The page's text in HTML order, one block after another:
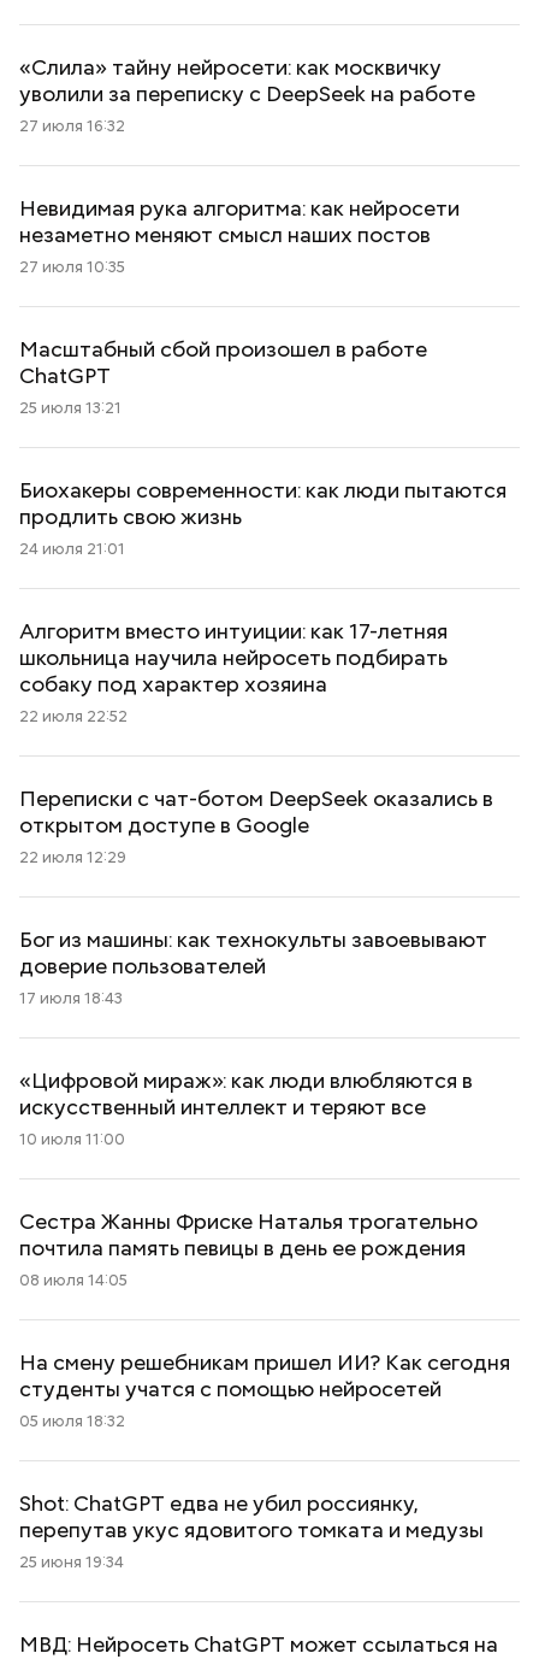
«Слила» тайну нейросети: как москвичку
уволили за переписку с DeepSeek на работе
27 июля 16:32
Невидимая рука алгоритма: как нейросети
незаметно меняют смысл наших постов
27 июля 10:35
Масштабный сбой произошел в работе
ChatGPT
25 июля 13:21
Биохакеры современности: как люди пытаются
продлить свою жизнь
24 июля 21:01
Алгоритм вместо интуиции: как 17-летняя
школьница научила нейросеть подбирать
собаку под характер хозяина
22 июля 22:52
Переписки с чат-ботом DeepSeek оказались в
открытом доступе в Google
22 июля 12:29
Бог из машины: как технокульты завоевывают
доверие пользователей
17 июля 18:43
«Цифровой мираж»: как люди влюбляются в
искусственный интеллект и теряют все
10 июля 11:00
Сестра Жанны Фриске Наталья трогательно
почтила память певицы в день ее рождения
08 июля 14:05
На смену решебникам пришел ИИ? Как сегодня
студенты учатся с помощью нейросетей
05 июля 18:32
Shot: ChatGPT едва не убил россиянку,
перепутав укус ядовитого томката и медузы
25 июня 19:34
МВД: Нейросеть ChatGPT может ссылаться на